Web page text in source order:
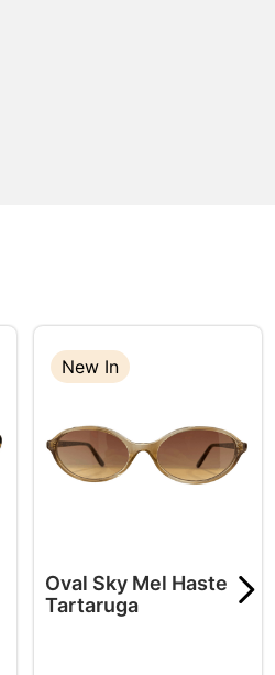
New In
Oval Sky Mel Haste
Tartaruga